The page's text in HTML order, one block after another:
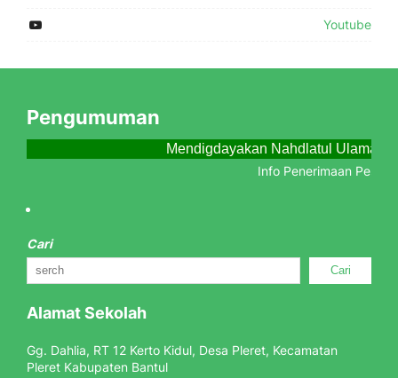
Youtube
Pengumuman
Mendigdayakan Nahdlatul Ulama
Info Penerimaan
Cari
Cari
Alamat Sekolah
Gg. Dahlia, RT 12 Kerto Kidul, Desa Pleret, Kecamatan
Pleret Kabupaten Bantul